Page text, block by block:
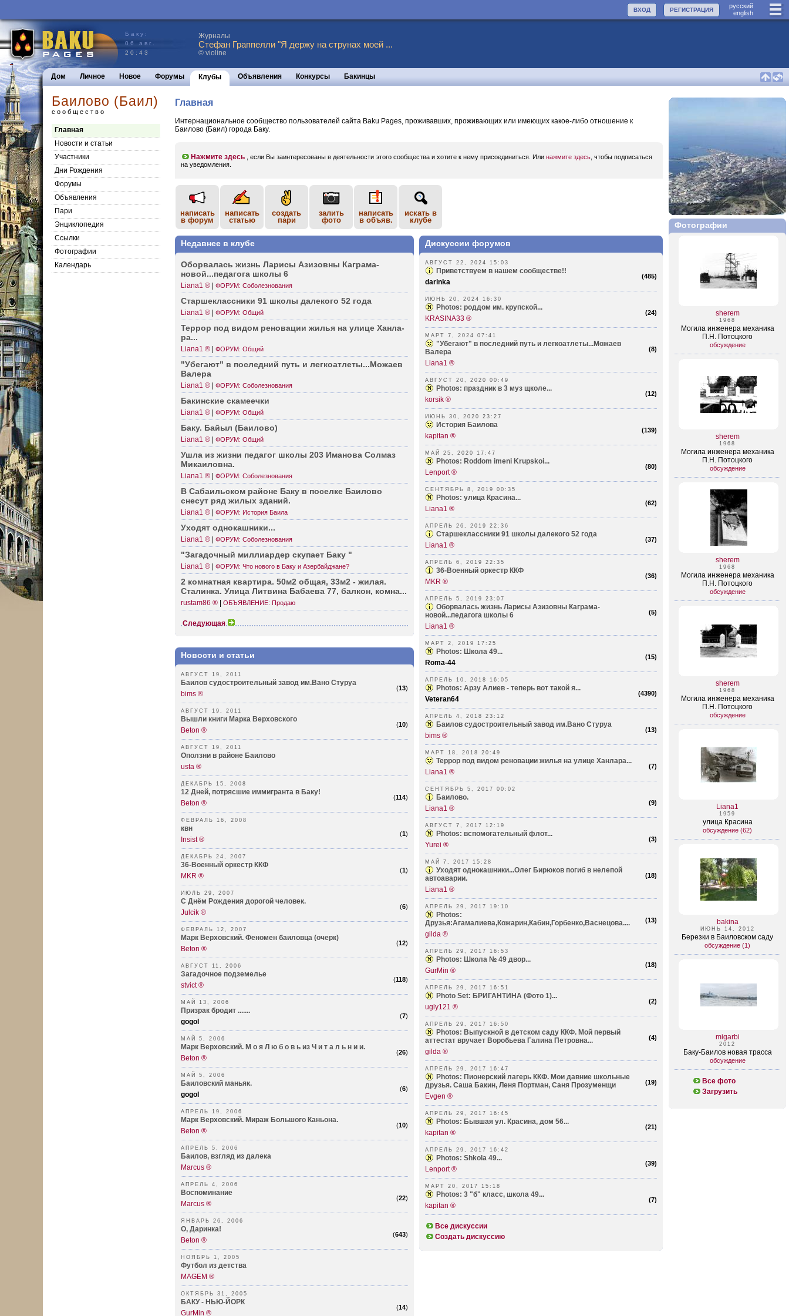
руccкий
english
РЕГИСТРАЦИЯ
ВХОД
Баку:
06 авг.
20:43
Журналы
Стефан Граппелли "Я держу на струнах моей ...
© violine
Дом Личное Новое Форумы Клубы Объявления Конкурсы Бакинцы
Баилово (Баил)
сообщество
Главная
Новости и статьи
Участники
Дни Рождения
Форумы
Объявления
Пари
Энциклопедия
Cсылки
Фотографии
Календарь
Фотографии
sherem
1968
Могила инженера механика
П.Н. Потоцкого
обсуждение
sherem
1968
Могила инженера механика
П.Н. Потоцкого
обсуждение
sherem
1968
Могила инженера механика
П.Н. Потоцкого
обсуждение
sherem
1968
Могила инженера механика
П.Н. Потоцкого
обсуждение
Liana1
1959
улица Красина
обсуждение (62)
bakina
ИЮНЬ 14, 2012
Березки в Баиловском саду
обсуждение (1)
migarbi
2012
Баку-Баилов новая трасса
обсуждение
Все фото
Загрузить
Главная
Интернациональное сообщество пользователей сайта Baku Pages, проживавших, проживающих или имеющих какое-либо отношение к
Баилово (Баил) города Баку.
Нажмите здесь , если Вы заинтересованы в деятельности этого сообщества и хотите к нему присоединиться. Или нажмите здесь , чтобы подписаться
на уведомления.
написать
в форум
написать
статью
создать
пари
залить
фото
написать
в объяв.
искать в
клубе
Недавнее в клубе
Оборв­алась жизнь Ларисы Азизовны Кагра­ма­
новой..­.педагога школы 6
Liana1 ® ФОРУМ: Соболезнования
Старш­ек­лассники 91 школы далекого 52 года
Liana1 ® ФОРУМ: Общий
Террор под видом реновации жилья на улице Ханла­
ра...
Liana1 ® ФОРУМ: Общий
"Убегают" в последний путь и легко­ат­леты...­Можаев
Валера
Liana1 ® ФОРУМ: Соболезнования
Бакинские скамеечки
Liana1 ® ФОРУМ: Общий
Баку. Байыл (Баилово)
Liana1 ® ФОРУМ: Общий
Ушла из жизни педагог школы 203 Иманова Солмаз
Микаи­ловна.
Liana1 ® ФОРУМ: Соболезнования
В Сабаи­льском районе Баку в поселке Баилово
снесут ряд жилых зданий.
Liana1 ® ФОРУМ: История Баила
Уходят однок­ашники...
Liana1 ® ФОРУМ: Соболезнования
"Зага­дочный милли­ардер скупает Баку "
Liana1 ® ФОРУМ: Что нового в Баку и Азербайджане?
2 комнатная квартира. 50м2 общая, 33м2 - жилая.
Сталинка. Улица Литвина Бабаева 77, балкон, комна...
rustam86 ® ОБЪЯВЛЕНИЕ: Продаю
Следующая
Новости и статьи
АВГУСТ 19, 2011
(13)
Баилов судостроительный завод им.Вано Стуруа
bims ®
АВГУСТ 19, 2011
(10)
Вышли книги Марка Верховского
Beton ®
АВГУСТ 19, 2011
Оползни в районе Баилово
usta ®
ДЕКАБРЬ 15, 2008
(114)
12 Дней, потрясшие иммигранта в Баку!
Beton ®
ФЕВРАЛЬ 16, 2008
(1)
квн
Insist ®
ДЕКАБРЬ 24, 2007
(1)
36-Военный оркестр ККФ
MKR ®
ИЮЛЬ 29, 2007
(6)
С Днём Рождения дорогой человек.
Julcik ®
ФЕВРАЛЬ 12, 2007
(12)
Марк Верховский. Феномен баиловца (очерк)
Beton ®
АВГУСТ 11, 2006
(118)
Загадочное подземелье
stvict ®
МАЙ 13, 2006
(7)
Призрак бродит .......
gogol
МАЙ 5, 2006
(26)
Марк Верховский. М о я Л ю б о в ь из Ч и т а л ь н и и.
Beton ®
МАЙ 5, 2006
(6)
Баиловский маньяк.
gogol
АПРЕЛЬ 19, 2006
(10)
Марк Верховский. Мираж Большого Каньона.
Beton ®
АПРЕЛЬ 5, 2006
Баилов, взгляд из далека
Marcus ®
АПРЕЛЬ 4, 2006
(22)
Воспоминание
Marcus ®
ЯНВАРЬ 26, 2006
(643)
О, Даринка!
Beton ®
НОЯБРЬ 1, 2005
Футбол из детства
MAGEM ®
ОКТЯБРЬ 31, 2005
(14)
БАКУ - НЬЮ-ЙОРК
GurMin ®
Дискуссии форумов
АВГУСТ 22, 2024 15:03
(485)
Приветствуем в нашем сообществе!!
darinka
ИЮНЬ 20, 2024 16:30
(24)
Photos: роддом им. крупской...
KRASINA33 ®
МАРТ 7, 2024 07:41
(8)
"Убегают" в последний путь и легкоат­леты...Можаев
Валера
Liana1 ®
АВГУСТ 20, 2020 00:49
(12)
Photos: праздник в 3 муз щколе...
korsik ®
ИЮНЬ 30, 2020 23:27
(139)
История Баилова
kapitan ®
МАЙ 25, 2020 17:47
(80)
Photos: Roddom imeni Krupskoi...
Lenport ®
СЕНТЯБРЬ 8, 2019 00:35
(62)
Photos: улица Красина...
Liana1 ®
АПРЕЛЬ 26, 2019 22:36
(37)
Старшек­лассники 91 школы далекого 52 года
Liana1 ®
АПРЕЛЬ 6, 2019 22:35
(36)
36-Военный оркестр ККФ
MKR ®
АПРЕЛЬ 5, 2019 23:07
(5)
Оборвалась жизнь Ларисы Азизовны Каграма­
новой...педагога школы 6
Liana1 ®
МАРТ 2, 2019 17:25
(15)
Photos: Школа 49...
Roma-44
АПРЕЛЬ 10, 2018 16:05
(4390)
Photos: Арзу Алиев - теперь вот такой я...
Veteran64
АПРЕЛЬ 4, 2018 23:12
(13)
Баилов судостроительный завод им.Вано Стуруа
bims ®
МАРТ 18, 2018 20:49
(7)
Террор под видом реновации жилья на улице Ханлара...
Liana1 ®
СЕНТЯБРЬ 5, 2017 00:02
(9)
Баилово.
Liana1 ®
АВГУСТ 7, 2017 12:19
(3)
Photos: вспомогательный флот...
Yurei ®
МАЙ 7, 2017 15:28
(18)
Уходят однокашники...Олег Бирюков погиб в нелепой
автоаварии.
Liana1 ®
АПРЕЛЬ 29, 2017 19:10
(13)
Photos:
Друзья:Агамалиева,Кожарин,Кабин,Горбенко,Васнецова....
gilda ®
АПРЕЛЬ 29, 2017 16:53
(18)
Photos: Школа № 49 двор...
GurMin ®
АПРЕЛЬ 29, 2017 16:51
(2)
Photo Set: БРИГАНТИНА (Фото 1)...
ugly121 ®
АПРЕЛЬ 29, 2017 16:50
(4)
Photos: Выпускной в детском саду ККФ. Мой первый
аттестат вручает Воробьева Галина Петровна...
gilda ®
АПРЕЛЬ 29, 2017 16:47
(19)
Photos: Пионерский лагерь ККФ. Мои давние школьные
друзья. Саша Бакин, Леня Портман, Саня Прозуменщи
Evgen ®
АПРЕЛЬ 29, 2017 16:45
(21)
Photos: Бывшая ул. Красина, дом 56...
kapitan ®
АПРЕЛЬ 29, 2017 16:42
(39)
Photos: Shkola 49...
Lenport ®
МАРТ 20, 2017 15:18
(7)
Photos: 3 "б" класс, школа 49...
kapitan ®
Все дискуссии
Создать дискуссию